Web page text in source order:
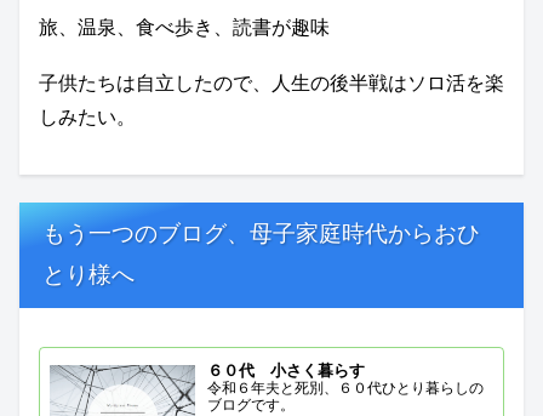
旅、温泉、食べ歩き、読書が趣味
子供たちは自立したので、人生の後半戦はソロ活を楽
しみたい。
もう一つのブログ、母子家庭時代からおひ
とり様へ
６０代 小さく暮らす
令和６年夫と死別、６０代ひとり暮らしの
ブログです。